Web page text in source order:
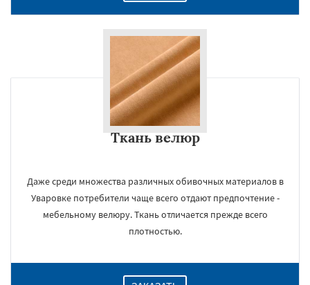
Ткань велюр
Даже среди множества различных обивочных материалов в
Уваровке потребители чаще всего отдают предпочтение -
мебельному велюру. Ткань отличается прежде всего
плотностью.